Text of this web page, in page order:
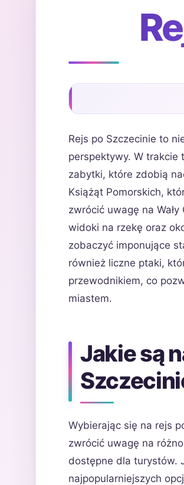
Rejs po Szczecinie to
perspektywy. W trakcie
zabytki, które zdobią
Książąt Pomorskich,
zwrócić uwagę na
widoki na rzekę oraz
zobaczyć imponujące
również liczne ptaki,
przewodnikiem, co
miastem.
Jakie są
Wybierając się na rejs
zwrócić uwagę na
dostępne dla turystów.
najpopularniejszych